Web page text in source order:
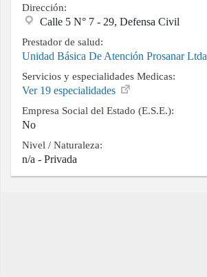
Buscar
Contacto
Dirección:
Calle 5 N° 7 - 29, Defensa Civil
Prestador de salud:
Unidad Básica De Atención Prosanar Ltda
Servicios y especialidades Medicas:
Ver 19 especialidades
Empresa Social del Estado (E.S.E.):
No
Nivel / Naturaleza:
n/a - Privada